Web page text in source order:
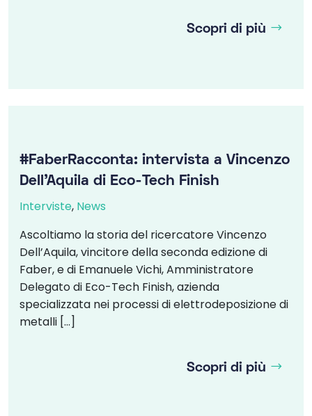
Scopri di più
#FaberRacconta: intervista a Vincenzo
Dell’Aquila di Eco-Tech Finish
Interviste, News
Ascoltiamo la storia del ricercatore Vincenzo
Dell’Aquila, vincitore della seconda edizione di
Faber, e di Emanuele Vichi, Amministratore
Delegato di Eco-Tech Finish, azienda
specializzata nei processi di elettrodeposizione di
metalli […]
Scopri di più